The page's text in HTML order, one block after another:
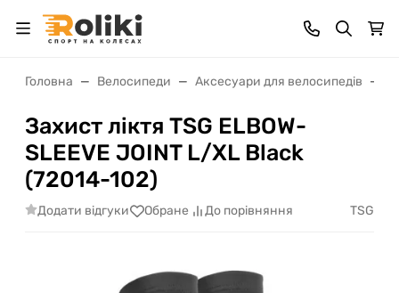
Головна Велосипеди Аксесуари для велосипедів
Захист ліктя TSG ELBOW-
SLEEVE JOINT L/XL Black
(72014-102)
Додати відгуки Обране До порівняння TSG